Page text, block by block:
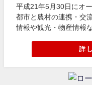
平成21年5月30日にオー
都市と農村の連携・交
情報や観光・物産情報
詳